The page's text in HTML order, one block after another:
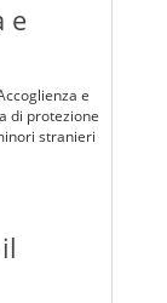
e
e
di protezione
stranieri